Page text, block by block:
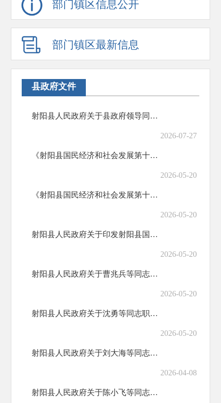
部门镇区信息公开
部门镇区最新信息
县政府文件
射阳县人民政府关于县政府领导同志工作分工的通知
2026-07-27
《射阳县国民经济和社会发展第十五个五年规划纲要》图文解读
2026-05-20
《射阳县国民经济和社会发展第十五个五年规划纲要》政策解读
2026-05-20
射阳县人民政府关于印发射阳县国民经济和社会发展第十五个五年规划纲要的通知
2026-05-20
射阳县人民政府关于曹兆兵等同志职务任免的通知
2026-05-20
射阳县人民政府关于沈勇等同志职务任免的通知
2026-05-20
射阳县人民政府关于刘大海等同志职务任免的通知
2026-04-08
射阳县人民政府关于陈小飞等同志职务任免的通知